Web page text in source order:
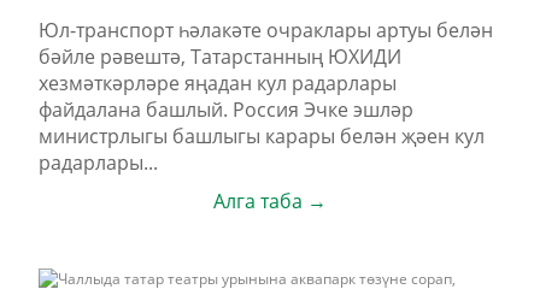
Юл-транспорт һәлакәте очраклары артуы белән
бәйле рәвештә, Татарстанның ЮХИДИ
хезмәткәрләре яңадан кул радарлары
файдалана башлый. Россия Эчке эшләр
министрлыгы башлыгы карары белән җәен кул
радарлары...
Алга таба →